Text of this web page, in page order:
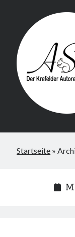
Krefelder
AST
Startseite »